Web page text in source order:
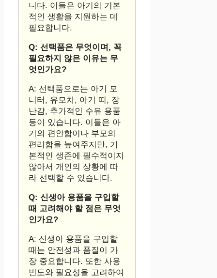
니다. 이들은 아기의 기본
적인 생활을 지원하는 데
필요합니다.
Q: 선택품은 무엇이며, 꼭
필요하지 않은 이유는 무
엇인가요?
A: 선택품으로는 아기 모
니터, 유모차, 아기 띠, 장
난감, 추가적인 수유 용품
등이 있습니다. 이들은 아
기의 편안함이나 부모의
편리함을 높여주지만, 기
본적인 생존에 필수적이지
않아서 개인의 상황에 따
라 선택할 수 있습니다.
Q: 신생아 용품을 구입할
때 고려해야 할 점은 무엇
인가요?
A: 신생아 용품을 구입할
때는 안전성과 품질이 가
장 중요합니다. 또한 사용
빈도와 필요성을 고려하여